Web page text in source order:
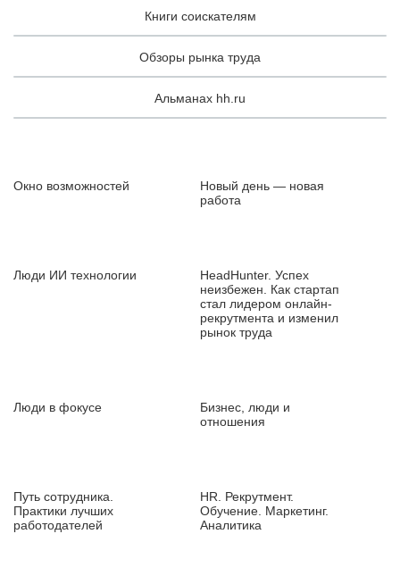
Книги соискателям
Обзоры рынка труда
Альманах hh.ru
Окно возможностей
Новый день — новая
работа
Люди ИИ технологии
HeadHunter. Успех
неизбежен. Как стартап
стал лидером онлайн-
рекрутмента и изменил
рынок труда
Люди в фокусе
Бизнес, люди и
отношения
Путь сотрудника.
Практики лучших
работодателей
HR. Рекрутмент.
Обучение. Маркетинг.
Аналитика